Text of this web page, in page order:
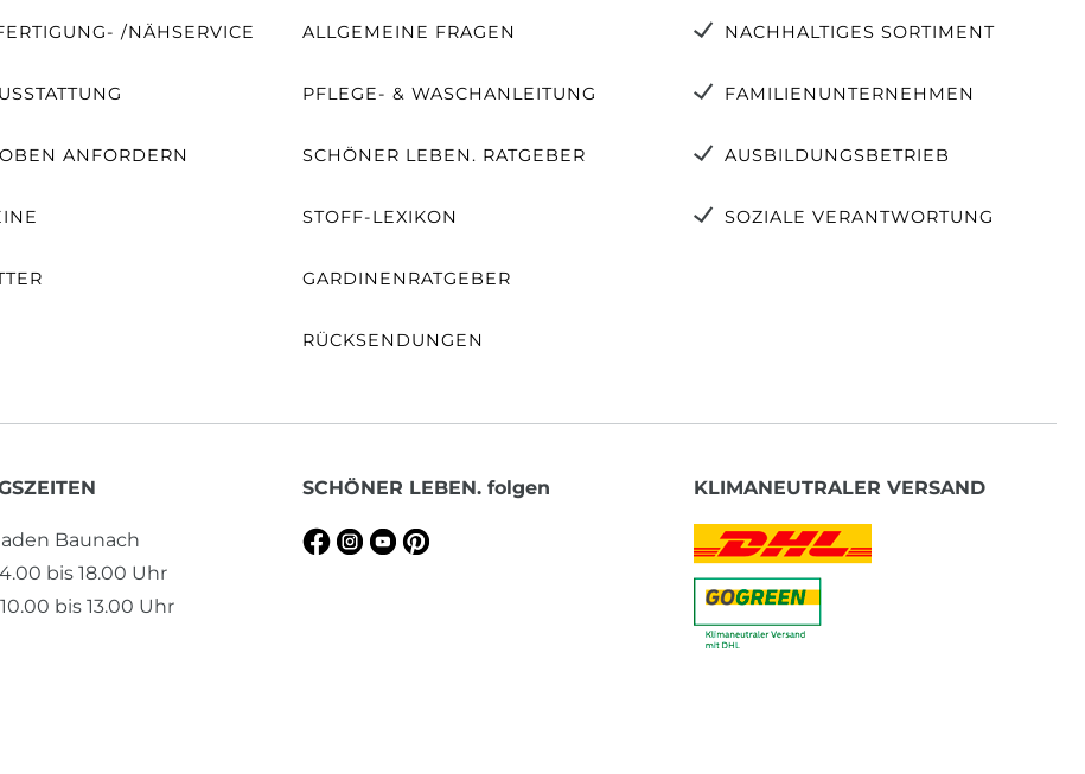
/NÄHSERVICE
ANFORDERN
ALLGEMEINE FRAGEN
PFLEGE- & WASCHANLEITUNG
SCHÖNER LEBEN. RATGEBER
STOFF-LEXIKON
GARDINENRATGEBER
RÜCKSENDUNGEN
NACHHALTIGES SORTIMENT
FAMILIENUNTERNEHMEN
AUSBILDUNGSBETRIEB
SOZIALE VERANTWORTUNG
Baunach
bis 18.00 Uhr
bis 13.00 Uhr
SCHÖNER LEBEN. folgen KLIMANEUTRALER VERSAND